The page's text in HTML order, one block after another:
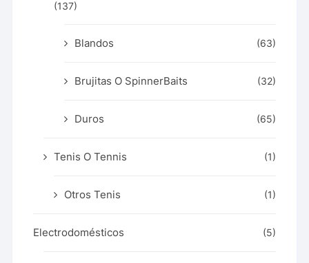
(137)
Blandos (63)
Brujitas O SpinnerBaits (32)
Duros (65)
Tenis O Tennis (1)
Otros Tenis (1)
Electrodomésticos (5)